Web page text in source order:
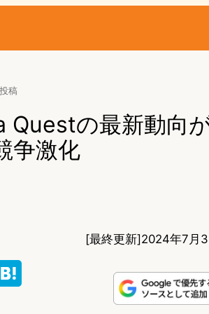
稿
Questの最新動向
争激化
[最終更新]2024年7月